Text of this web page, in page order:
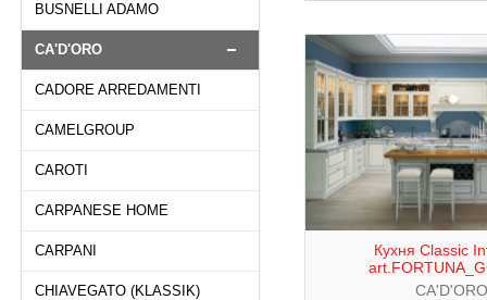
BUSNELLI ADAMO
CA'D'ORO
CADORE ARREDAMENTI
CAMELGROUP
CAROTI
CARPANESE HOME
CARPANI
CHIAVEGATO (KLASSIK)
Кухня Classic
CA'D'ORO